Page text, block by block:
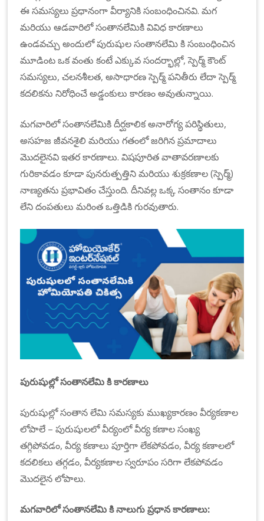
ఈ సమస్యలు ప్రధానంగా వీర్యానికి సంబంధించినవి. మగ
మరియు ఆడవారిలో సంతానలేమికి వివిధ కారణాలు
ఉండవచ్చు అందులో పురుషుల సంతానలేమి కి సంబంధించిన
మూడింట ఒక వంతు కంటే ఎక్కువ సందర్భాల్లో, స్పెర్మ్ కౌంట్
సమస్యలు, చలనశీలత, అసాధారణ స్పెర్మ్ పనితీరు లేదా స్పెర్మ్
కదలికను నిరోధించే అడ్డంకులు కారణం అవుతున్నాయి.
మగవారిలో ​సంతానలేమికి దీర్ఘకాలిక అనారోగ్య పరిస్థితులు,
అసహజ జీవనశైలి మరియు గతంలో జరిగిన ప్రమాదాలు
మొదలైనవి ఇతర ​కారణాలు. విషపూరిత ​వాతావరణాలకు
గురికావడం కూడా పునరుత్పత్తిని మరియు శుక్రకణాల (స్పెర్మ్)
నాణ్యతను ప్రభావితం చేస్తుంది. దీనివల్ల ఒక్క సంతానం కూడా
లేని దంపతులు ​మరింత ఒత్తిడికి గురవుతారు.
పురుషుల్లో సంతానలేమి కి కారణాలు
పురుషుల్లో సంతాన లేమి సమస్యకు ముఖ్యకారణం వీర్యకణాల
లోపాలే – పురుషులలో వీర్యంలో వీర్య కణాల సంఖ్య
తగ్గిపోవడం, వీర్య కణాలు పూర్తిగా లేకపోవడం, వీర్య కణాలలో
కదలికలు తగ్గడం, వీర్యకణాల స్వరూపం సరిగా లేకపోవడం
మొదలైన లోపాలు.
మగవారిలో సంతానలేమి కి నాలుగు ప్రధాన కారణాలు: